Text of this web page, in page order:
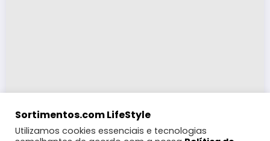
Sortimentos.com LifeStyle
Utilizamos cookies essenciais e tecnologias